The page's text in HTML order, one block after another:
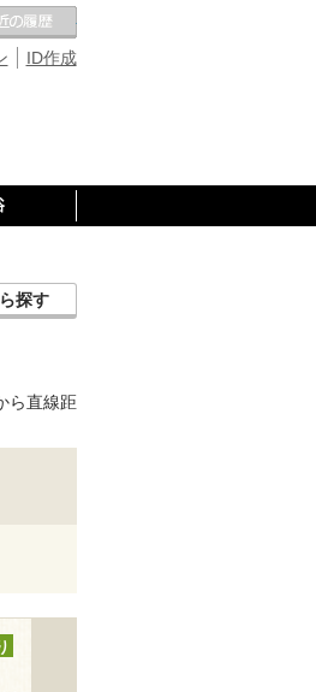
ID作成
の温泉
探す
ら直線距